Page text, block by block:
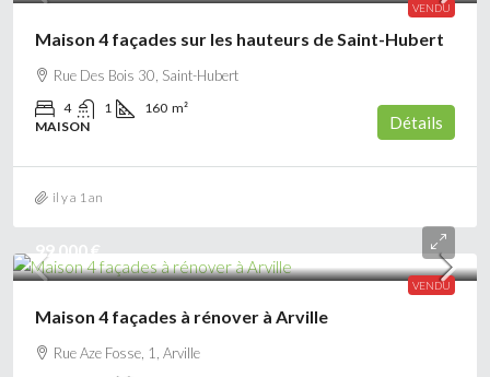
VENDU
Maison 4 façades sur les hauteurs de Saint-Hubert
Rue Des Bois 30, Saint-Hubert
4 1 160 m²
MAISON
Détails
il y a 1 an
VENDU
99 000 €
Maison 4 façades à rénover à Arville
Rue Aze Fosse, 1, Arville